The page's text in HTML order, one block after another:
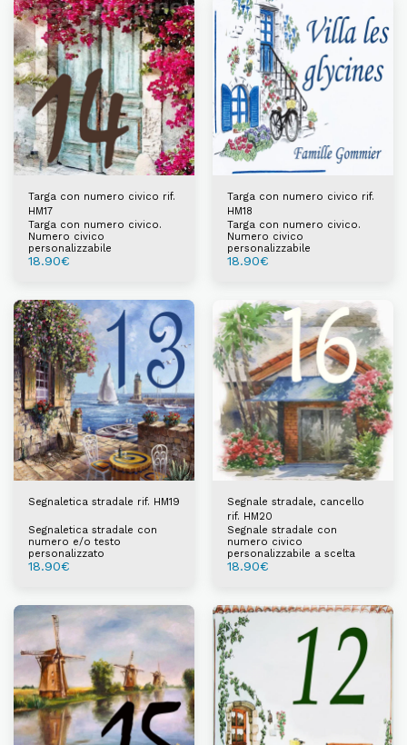
Targa con numero civico rif.
HM17
Targa con numero civico.
Numero civico
personalizzabile
18.90€
Targa con numero civico rif.
HM18
Targa con numero civico.
Numero civico
personalizzabile
18.90€
Segnaletica stradale rif. HM19
Segnaletica stradale con
numero e/o testo
personalizzato
18.90€
Segnale stradale, cancello
rif. HM20
Segnale stradale con
numero civico
personalizzabile a scelta
18.90€